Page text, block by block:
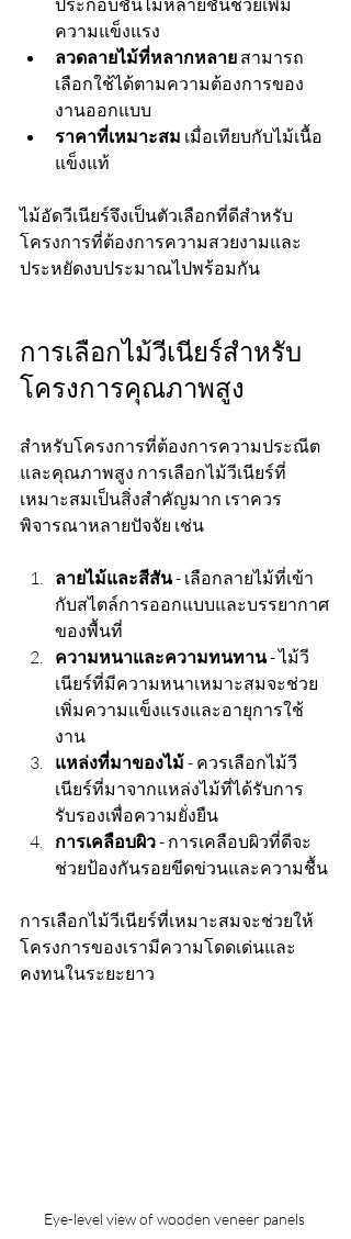
ความแข็งแรง
ลวดลายไม้ที่หลากหลาย สามารถ
เลือกใช้ได้ตามความต้องการของ
งานออกแบบ
ราคาที่เหมาะสม เมื่อเทียบกับไม้เนื้อ
แข็งแท้
ไม้อัดวีเนียร์จึงเป็นตัวเลือกที่ดีสำหรับ
โครงการที่ต้องการความสวยงามและ
ประหยัดงบประมาณไปพร้อมกัน
การเลือกไม้วีเนียร์สำหรับ
โครงการคุณภาพสูง
สำหรับโครงการที่ต้องการความประณีต
และคุณภาพสูง การเลือกไม้วีเนียร์ที่
เหมาะสมเป็นสิ่งสำคัญมาก เราควร
พิจารณาหลายปัจจัย เช่น
ลายไม้และสีสัน - เลือกลายไม้ที่เข้า
กับสไตล์การออกแบบและบรรยากาศ
ของพื้นที่
ความหนาและความทนทาน - ไม้วี
เนียร์ที่มีความหนาเหมาะสมจะช่วย
เพิ่มความแข็งแรงและอายุการใช้
งาน
แหล่งที่มาของไม้ - ควรเลือกไม้วี
เนียร์ที่มาจากแหล่งไม้ที่ได้รับการ
รับรองเพื่อความยั่งยืน
การเคลือบผิว - การเคลือบผิวที่ดีจะ
ช่วยป้องกันรอยขีดข่วนและความชื้น
การเลือกไม้วีเนียร์ที่เหมาะสมจะช่วยให้
โครงการของเรามีความโดดเด่นและ
คงทนในระยะยาว
Eye-level view of wooden veneer panels